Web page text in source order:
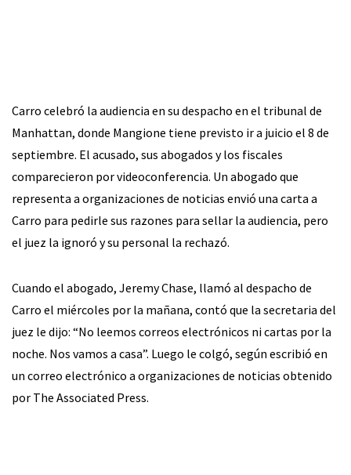
Carro celebró la audiencia en su despacho en el tribunal de
Manhattan, donde Mangione tiene previsto ir a juicio el 8 de
septiembre. El acusado, sus abogados y los fiscales
comparecieron por videoconferencia. Un abogado que
representa a organizaciones de noticias envió una carta a
Carro para pedirle sus razones para sellar la audiencia, pero
el juez la ignoró y su personal la rechazó.
Cuando el abogado, Jeremy Chase, llamó al despacho de
Carro el miércoles por la mañana, contó que la secretaria del
juez le dijo: “No leemos correos electrónicos ni cartas por la
noche. Nos vamos a casa”. Luego le colgó, según escribió en
un correo electrónico a organizaciones de noticias obtenido
por The Associated Press.